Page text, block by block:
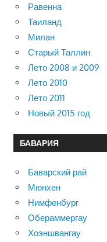
Равенна
Таиланд
Милан
Старый Таллин
Лето 2008 и 2009
Лето 2010
Лето 2011
Новый 2015 год
БАВАРИЯ
Баварский рай
Мюнхен
Нимфенбург
Обераммергау
Хоэншвангау